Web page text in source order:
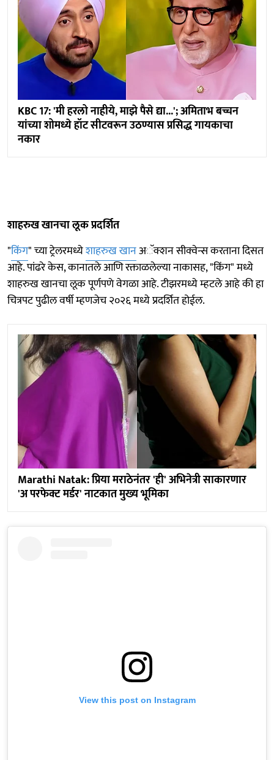
KBC 17: 'मी हरलो नाहीये, माझे पैसे द्या...'; अमिताभ बच्चन
यांच्या शोमध्ये हॉट सीटवरून उठण्यास प्रसिद्ध गायकाचा
नकार
शाहरुख खानचा लूक प्रदर्शित
"किंग" च्या ट्रेलरमध्येशाहरुख खानअॅक्शन सीक्वेन्स करताना दिसत
आहे. पांढरे केस, कानातले आणि रक्ताळलेल्या नाकासह, "किंग" मध्ये
शाहरुख खानचा लूक पूर्णपणे वेगळा आहे. टीझरमध्ये म्हटले आहे की हा
चित्रपट पुढील वर्षी म्हणजेच २०२६ मध्ये प्रदर्शित होईल.
Marathi Natak: प्रिया मराठेनंतर 'ही' अभिनेत्री साकारणार
'अ परफेक्ट मर्डर' नाटकात मुख्य भूमिका
View this post on Instagram